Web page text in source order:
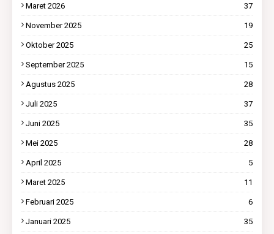
Maret 2026 37
November 2025 19
Oktober 2025 25
September 2025 15
Agustus 2025 28
Juli 2025 37
Juni 2025 35
Mei 2025 28
April 2025 5
Maret 2025 11
Februari 2025 6
Januari 2025 35